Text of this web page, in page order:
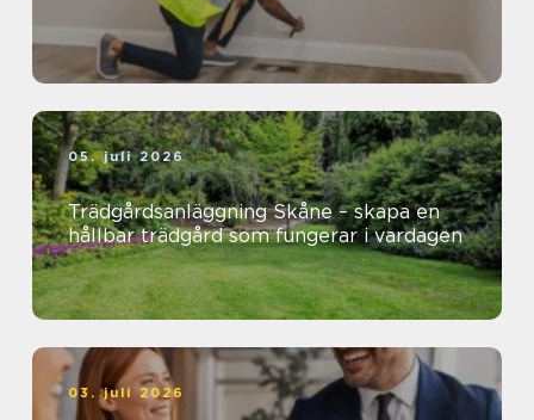
05. juli 2026
Trädgårdsanläggning Skåne – skapa en
hållbar trädgård som fungerar i vardagen
03. juli 2026